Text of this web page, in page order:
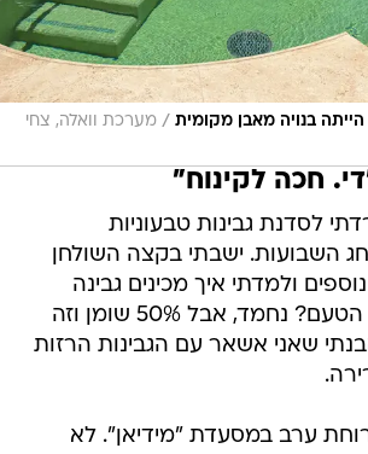
בנויה מאבן מקומית / מערכת וואלה, צחי
חכה לקינוח"
15:30 ירדתי לסדנת גבינות טבעוניות
השבועות. ישבתי בקצה השולחן
נוספים ולמדתי איך מכינים גבינה
טבעונית מקשיו. הטעם? נחמד, אבל 50% שומן וזה
שאני אשאר עם הגבינות הרזות
ערב במסעדת "מידיאן". לא